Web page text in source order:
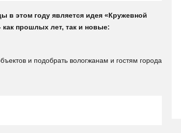
в этом году является идея «Кружевной
прошлых лет, так и новые:
и подобрать вологжанам и гостям города